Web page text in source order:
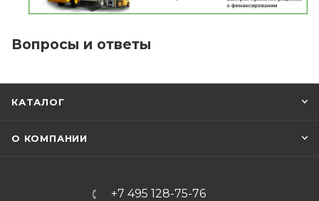
Вопросы и ответы
КАТАЛОГ
О КОМПАНИИ
+7 495 128-75-76